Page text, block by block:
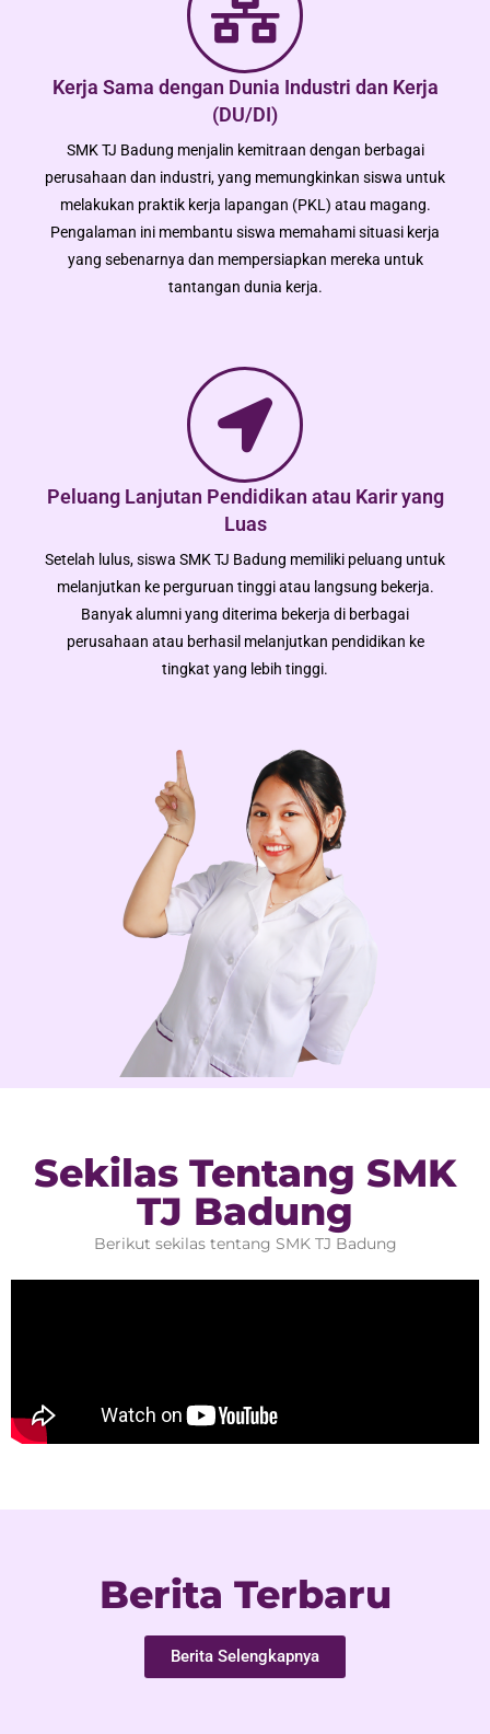
Kerja Sama dengan Dunia Industri dan Kerja
(DU/DI)
SMK TJ Badung menjalin kemitraan dengan berbagai
perusahaan dan industri, yang memungkinkan siswa untuk
melakukan praktik kerja lapangan (PKL) atau magang.
Pengalaman ini membantu siswa memahami situasi kerja
yang sebenarnya dan mempersiapkan mereka untuk
tantangan dunia kerja.
Peluang Lanjutan Pendidikan atau Karir yang
Luas
Setelah lulus, siswa SMK TJ Badung memiliki peluang untuk
melanjutkan ke perguruan tinggi atau langsung bekerja.
Banyak alumni yang diterima bekerja di berbagai
perusahaan atau berhasil melanjutkan pendidikan ke
tingkat yang lebih tinggi.
Sekilas Tentang SMK
TJ Badung
Berikut sekilas tentang SMK TJ Badung
Berita Terbaru
Berita Selengkapnya